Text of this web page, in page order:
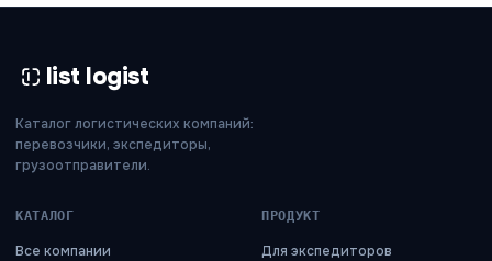
list logist
Каталог логистических компаний:
перевозчики, экспедиторы,
грузоотправители.
КАТАЛОГ
Все компании
ПРОДУКТ
Для экспедиторов